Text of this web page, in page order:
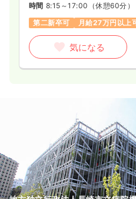
時間 8:15～17:00 （休憩60分）
第二新卒可
月給27万円以上
気になる